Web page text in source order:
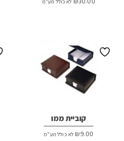
קוביית ממו
₪9.00 לא כולל מע"מ